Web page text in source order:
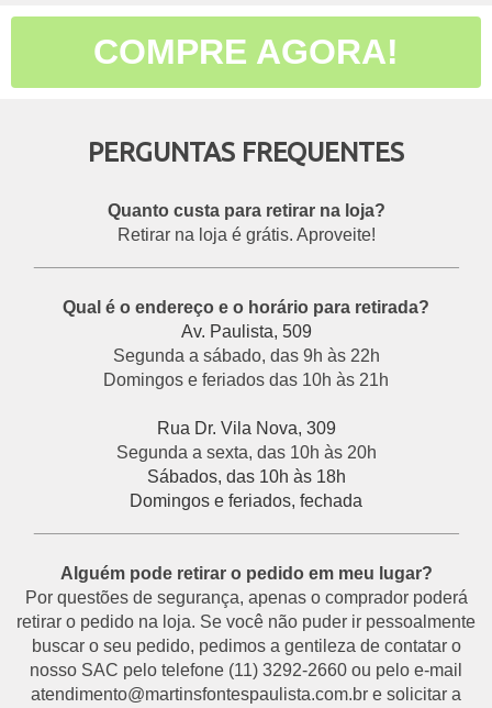
COMPRE AGORA!
PERGUNTAS FREQUENTES
Quanto custa para retirar na loja?
Retirar na loja é grátis. Aproveite!
Qual é o endereço e o horário para retirada?
Av. Paulista, 509
Segunda a sábado, das 9h às 22h
Domingos e feriados das 10h às 21h
Rua Dr. Vila Nova, 309
Segunda a sexta, das 10h às 20h
Sábados, das 10h às 18h
Domingos e feriados, fechada
Alguém pode retirar o pedido em meu lugar?
Por questões de segurança, apenas o comprador poderá
retirar o pedido na loja. Se você não puder ir pessoalmente
buscar o seu pedido, pedimos a gentileza de contatar o
nosso SAC pelo telefone (11) 3292-2660 ou pelo e-mail
atendimento@martinsfontespaulista.com.br e solicitar a